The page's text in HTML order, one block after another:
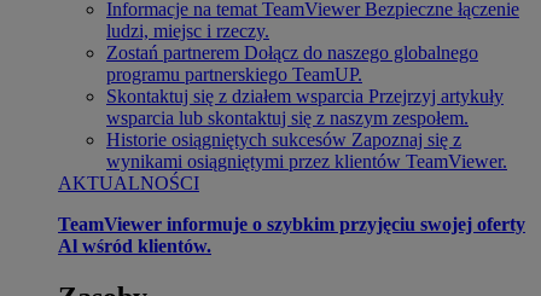
Informacje na temat TeamViewer Bezpieczne łączenie
ludzi, miejsc i rzeczy.
Zostań partnerem Dołącz do naszego globalnego
programu partnerskiego TeamUP.
Skontaktuj się z działem wsparcia Przejrzyj artykuły
wsparcia lub skontaktuj się z naszym zespołem.
Historie osiągniętych sukcesów Zapoznaj się z
wynikami osiągniętymi przez klientów TeamViewer.
AKTUALNOŚCI
TeamViewer informuje o szybkim przyjęciu swojej oferty
Al wśród klientów.